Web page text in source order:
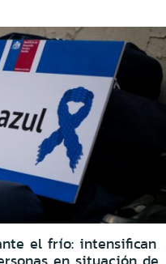
el frío: intensifican